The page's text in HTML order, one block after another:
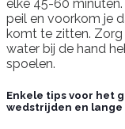
elke 45-60
peil en voorkom je
komt te zitten.
water bij de hand
spoelen.
Enkele tips voor het
wedstrijden en